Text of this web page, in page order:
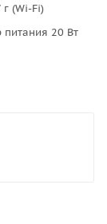
(Wi-Fi)
питания 20 Вт